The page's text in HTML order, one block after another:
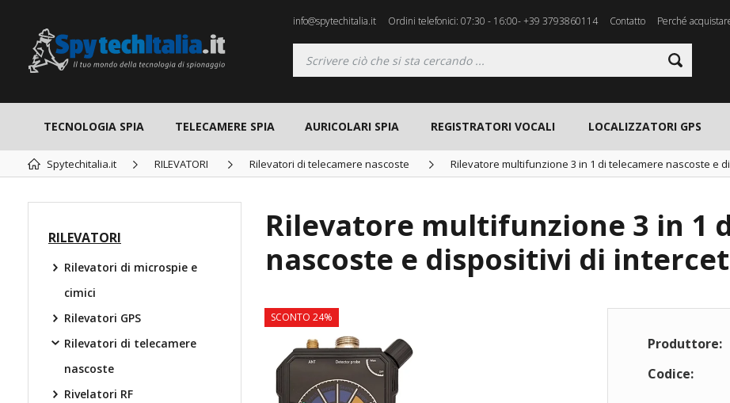
info@spytechitalia.it Ordini telefonici: 07:30 - 16:00- +39 3793860114 Contatto Perché
TECNOLOGIA SPIA TELECAMERE SPIA AURICOLARI SPIA REGISTRATORI VOCALI LOCALIZZATORI GPS
Spytechitalia.it RILEVATORI Rilevatori di telecamere nascoste Rilevatore multifunzione 3 in 1 di telecamere nascoste e
Rilevatore multifunzione 3 in 1
nascoste e dispositivi di
SCONTO 24%
Produttore:
Codice:
RILEVATORI
Rilevatori di microspie e
cimici
Rilevatori GPS
Rilevatori di telecamere
nascoste
Rivelatori RF